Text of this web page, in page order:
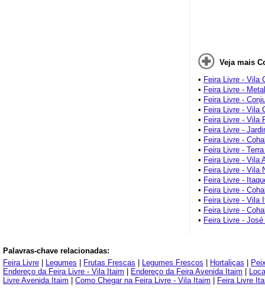
Veja mais
• Feira Livre - Vila
• Feira Livre -
• Feira Livre -
• Feira Livre - Vila
• Feira Livre - Vila
• Feira Livre -
• Feira Livre -
• Feira Livre -
• Feira Livre - Vila
• Feira Livre - Vila
• Feira Livre -
• Feira Livre -
• Feira Livre - Vila
• Feira Livre -
• Feira Livre -
Palavras-chave relacionadas:
Feira Livre
Legumes Frutas Frescas Legumes Frescos Hortaliças
Endereço da Feira Livre - Vila Itaim
Endereço da Feira Avenida Itaim
Livre Avenida Itaim
Como Chegar na Feira Livre - Vila Itaim
Feira Livre